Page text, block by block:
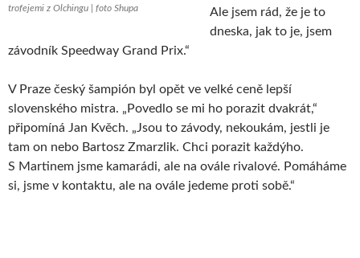
trofejemi z Olchingu | foto Shupa
Ale jsem rád, že je to
dneska, jak to je, jsem
závodník Speedway Grand Prix.“
V Praze český šampión byl opět ve velké ceně lepší
slovenského mistra. „Povedlo se mi ho porazit dvakrát,“
připomíná Jan Kvěch. „Jsou to závody, nekoukám, jestli je
tam on nebo Bartosz Zmarzlik. Chci porazit každýho.
S Martinem jsme kamarádi, ale na ovále rivalové. Pomáháme
si, jsme v kontaktu, ale na ovále jedeme proti sobě.“